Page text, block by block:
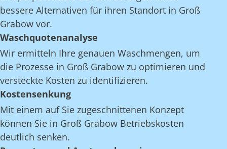
bessere Alternativen für ihren Standort in Groß
Grabow vor.
Waschquotenanalyse
Wir ermitteln Ihre genauen Waschmengen, um
die Prozesse in Groß Grabow zu optimieren und
versteckte Kosten zu identifizieren.
Kostensenkung
Mit einem auf Sie zugeschnittenen Konzept
können Sie in Groß Grabow Betriebskosten
deutlich senken.